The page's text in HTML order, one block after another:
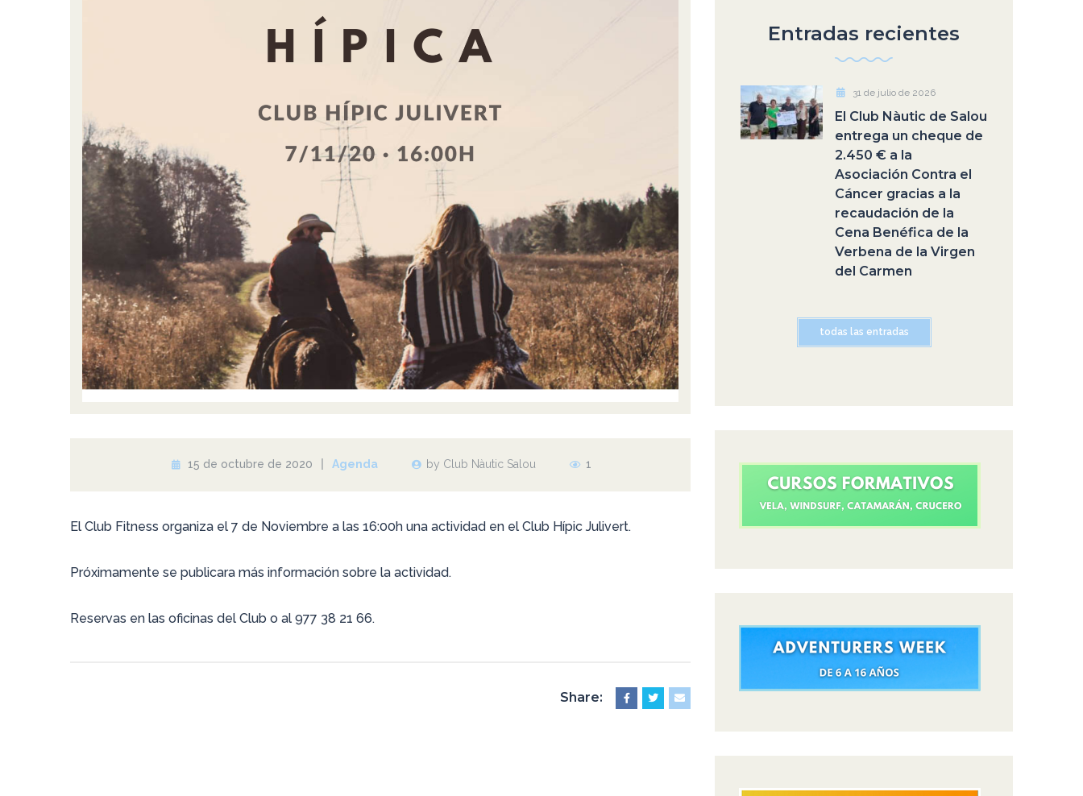
15 de octubre de 2020 Agenda by Club Nàutic Salou 1
El Club Fitness organiza el 7 de Noviembre a las 16:00h una actividad en el Club Hípic Julivert.
Próximamente se publicara más información sobre la actividad.
Reservas en las oficinas del Club o al 977 38 21 66.
Share:
Entradas recientes
31 de julio de 2026
El Club Nàutic de Salou
entrega un cheque de
2.450 € a la
Asociación Contra el
Cáncer gracias a la
recaudación de la
Cena Benéfica de la
Verbena de la Virgen
del Carmen
todas las entradas